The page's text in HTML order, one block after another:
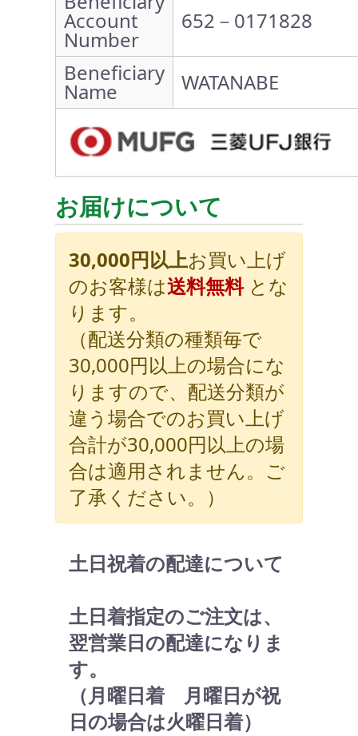
Account
Number
652－0171828
Beneficiary
Name WATANABE
お届けについて
30,000円以上お買い上げ
のお客様は送料無料とな
ります。
（配送分類の種類毎で
30,000円以上の場合にな
りますので、配送分類が
違う場合でのお買い上げ
合計が30,000円以上の場
合は適用されません。ご
了承ください。）
土日祝着の配達について
土日着指定のご注文は、
翌営業日の配達になりま
す。
（月曜日着 月曜日が祝
日の場合は火曜日着）